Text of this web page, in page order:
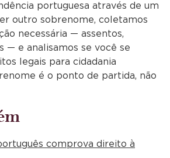
portuguesa através de um
outro sobrenome, coletamos
necessária — assentos,
— e analisamos se você se
legais para cidadania
é o ponto de partida, não
comprova direito à